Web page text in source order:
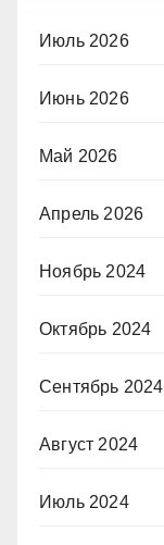
Июль 2026
Июнь 2026
Май 2026
Апрель 2026
Ноябрь 2024
Октябрь 2024
Сентябрь 2024
Август 2024
Июль 2024